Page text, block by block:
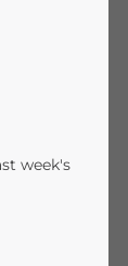
某些行业
week's